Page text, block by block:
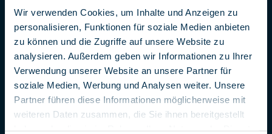
Wir verwenden Cookies, um Inhalte und Anzeigen zu
personalisieren, Funktionen für soziale Medien anbieten
zu können und die Zugriffe auf unsere Website zu
analysieren. Außerdem geben wir Informationen zu Ihrer
Verwendung unserer Website an unsere Partner für
soziale Medien, Werbung und Analysen weiter. Unsere
Partner führen diese Informationen möglicherweise mit
weiteren Daten zusammen, die Sie ihnen bereitgestellt